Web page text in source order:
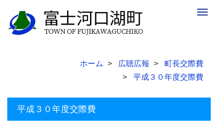
ホーム 広聴広報
町長交際費
平成３０年度交際費
平成３０年度交際費